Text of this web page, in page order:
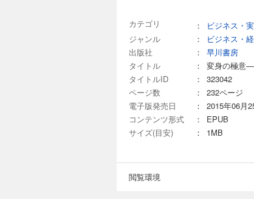
カテゴリ ：
ビジネス・
ジャンル
： ビジネス・
出版社
：
早川書房
タイトル
：
変身の極意
タイトルID
：
323042
ページ数
：
232ページ
電子版発売日
：
2015年06月
コンテンツ形式
：
EPUB
サイズ(目安)
： 1MB
閲覧環境